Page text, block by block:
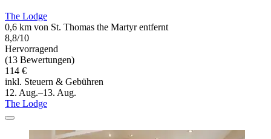
The Lodge
0,6 km von St. Thomas the Martyr entfernt
8,8/10
Hervorragend
(13 Bewertungen)
114 €
inkl. Steuern & Gebühren
12. Aug.–13. Aug.
The Lodge